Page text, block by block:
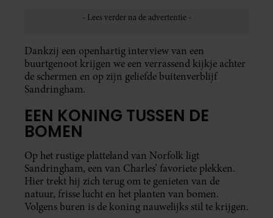
Dankzij een openhartig interview van een
buurtgenoot krijgen we een verrassend kijkje achter
de schermen en op zijn geliefde buitenverblijf
Sandringham.
EEN KONING TUSSEN DE
BOMEN
Op het rustige platteland van Norfolk ligt
Sandringham, een van Charles’ favoriete plekken.
Hier trekt hij zich terug om te genieten van de
natuur, frisse lucht en het planten van bomen.
Volgens buren is de koning nauwelijks stil te krijgen.